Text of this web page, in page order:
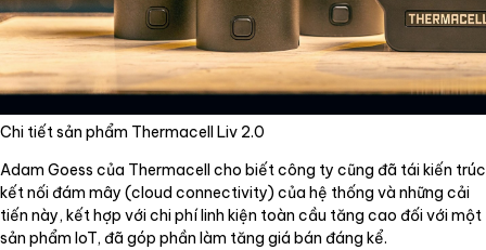
Chi tiết sản phẩm Thermacell Liv 2.0
Adam Goess của Thermacell cho biết công ty cũng đã tái kiến trúc
kết nối đám mây (cloud connectivity) của hệ thống và những cải
tiến này, kết hợp với chi phí linh kiện toàn cầu tăng cao đối với một
sản phẩm IoT, đã góp phần làm tăng giá bán đáng kể.